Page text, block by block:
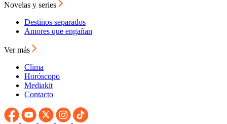
Novelas y series
Destinos separados
Amores que engañan
Ver más
Clima
Horóscopo
Mediakit
Contacto